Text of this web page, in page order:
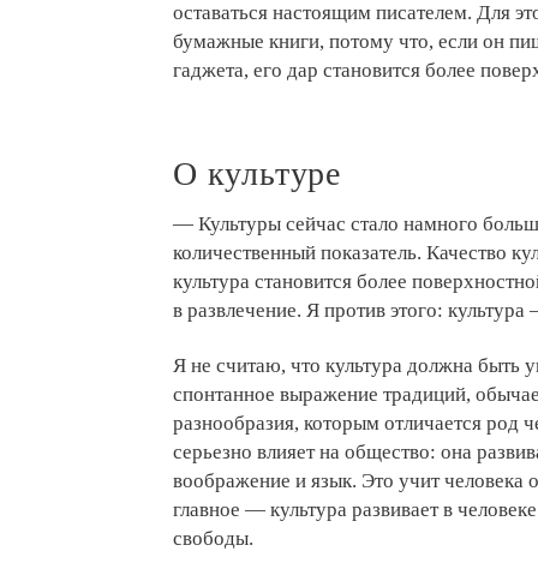
оставаться настоящим писателем. Для
бумажные книги, потому что, если он
гаджета, его дар становится более
О культуре
— Культуры сейчас стало намного
количественный показатель. Качество
культура становится более
в развлечение. Я против этого:
Я не считаю, что культура должна быть
спонтанное выражение традиций,
разнообразия, которым отличается род
серьезно влияет на общество: она
воображение и язык. Это учит
главное — культура развивает в
свободы.